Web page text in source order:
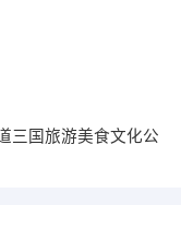
三国旅游美食文化公